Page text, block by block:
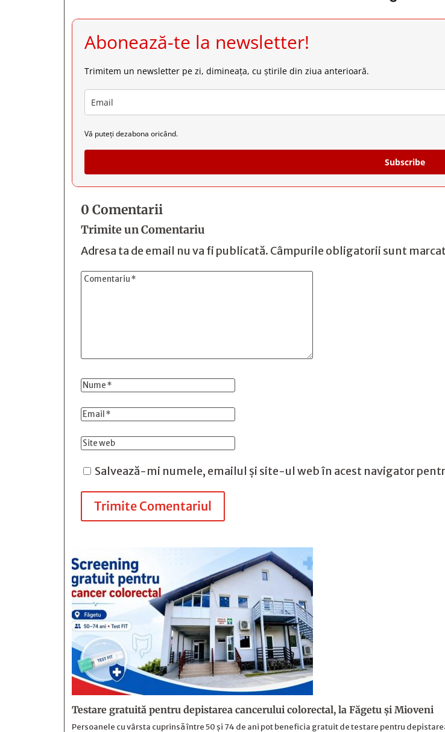
Abonează-te la newsletter!
Trimitem un newsletter pe zi, dimineața, cu știrile din ziua anterioară.
Vă puteți dezabona oricând.
Subscribe
0 Comentarii
Trimite un Comentariu
Adresa ta de email nu va fi publicată. Câmpurile obligatorii sunt
Salvează-mi numele, emailul și site-ul web în acest navigator
Trimite Comentariul
Testare gratuită pentru depistarea cancerului colorectal, la Făgetu și Mioveni
Persoanele cu vârsta cuprinsă între 50 și 74 de ani pot beneficia gratuit de testare pentru